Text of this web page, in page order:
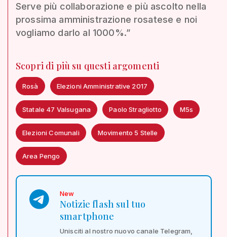
Serve più collaborazione e più ascolto nella
prossima amministrazione rosatese e noi
vogliamo darlo al 1000%.”
Scopri di più su questi argomenti
Rosà Elezioni Amministrative 2017
Statale 47 Valsugana Paolo Stragliotto M5s
Elezioni Comunali Movimento 5 Stelle
Area Pengo
New
Notizie flash sul tuo
smartphone
Unisciti al nostro nuovo canale Telegram,